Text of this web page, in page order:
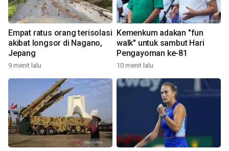
Empat ratus orang terisolasi
akibat longsor di Nagano,
Jepang
9 menit lalu
Kemenkum adakan "fun
walk" untuk sambut Hari
Pengayoman ke-81
10 menit lalu